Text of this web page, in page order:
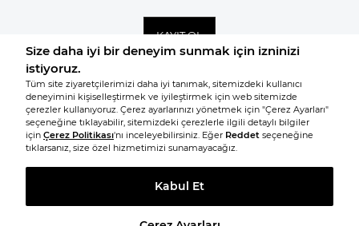
KAYIT OL
BENZER ÜRÜNLERE GİT